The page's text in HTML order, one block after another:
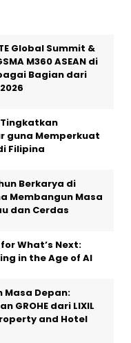
Global Summit &
M360 ASEAN di
Bagian dari
Tingkatkan
guna Memperkuat
Filipina
Berkarya di
Membangun Masa
dan Cerdas
What’s Next:
in the Age of AI
Masa Depan:
GROHE dari LIXIL
and Hotel